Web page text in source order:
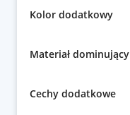
Kolor dodatkowy
Materiał dominujący
Cechy dodatkowe